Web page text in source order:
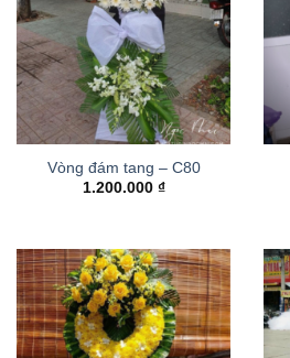
Vòng đám tang – C80
1.200.000 ₫